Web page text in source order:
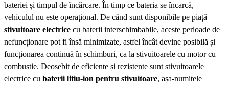
bateriei și timpul de încărcare. În timp ce bateria se încarcă,
vehiculul nu este operațional. De când sunt disponibile pe piață
stivuitoare electrice cu baterii interschimbabile, aceste perioade de
nefuncționare pot fi însă minimizate, astfel încât devine posibilă și
funcționarea continuă în schimburi, ca la stivuitoarele cu motor cu
combustie. Deosebit de eficiente și rezistente sunt stivuitoarele
electrice cu baterii litiu-ion pentru stivuitoare, așa-numitele